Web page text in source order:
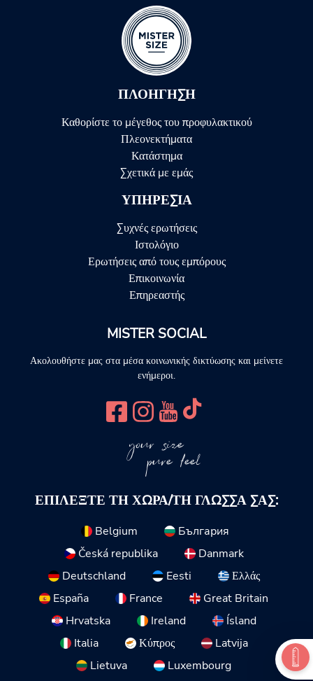
ΠΛΟΉΓΗΣΗ
Καθορίστε το μέγεθος του προφυλακτικού
Πλεονεκτήματα
Κατάστημα
Σχετικά με εμάς
ΥΠΗΡΕΣΊΑ
Συχνές ερωτήσεις
Ιστολόγιο
Ερωτήσεις από τους εμπόρους
Επικοινωνία
Επηρεαστής
MISTER SOCIAL
Ακολουθήστε μας στα μέσα κοινωνικής δικτύωσης και μείνετε
ενήμεροι.
your size
pure feel
ΕΠΙΛΈΞΤΕ ΤΗ ΧΏΡΑ/ΤΗ ΓΛΏΣΣΑ ΣΑΣ:
Belgium
България
Česká republika
Danmark
Deutschland
Eesti
Ελλάς
España
France
Great Britain
Hrvatska
Ireland
Ísland
Italia
Κύπρος
Latvija
Lietuva
Luxembourg